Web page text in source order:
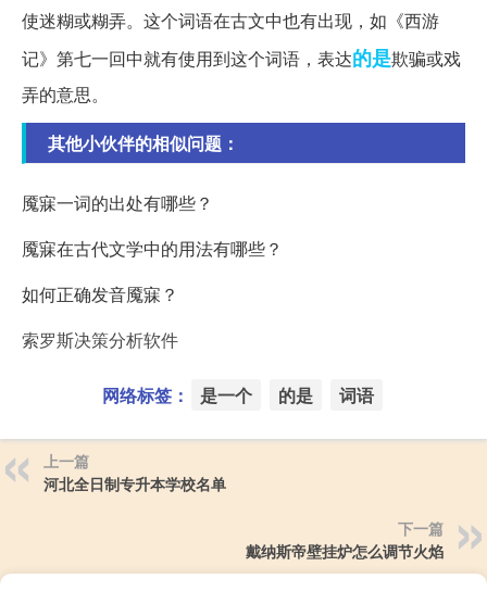
使迷糊或糊弄。这个词语在古文中也有出现，如《西游
记》第七一回中就有使用到这个词语，表达的是欺骗或戏
弄的意思。
其他小伙伴的相似问题：
魇寐一词的出处有哪些？
魇寐在古代文学中的用法有哪些？
如何正确发音魇寐？
索罗斯决策分析软件
网络标签： 是一个 的是 词语
上一篇
河北全日制专升本学校名单
下一篇
戴纳斯帝壁挂炉怎么调节火焰